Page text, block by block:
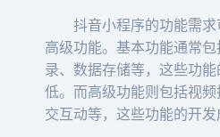
抖音小程序的功能需
高级功能。基本功能通常
录、数据存储等，这些功
低。而高级功能则包括视
交互动等，这些功能的开发